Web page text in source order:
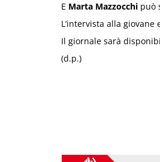
E Marta Mazzocchi può
L’intervista alla
Il giornale sarà
(d.p.)